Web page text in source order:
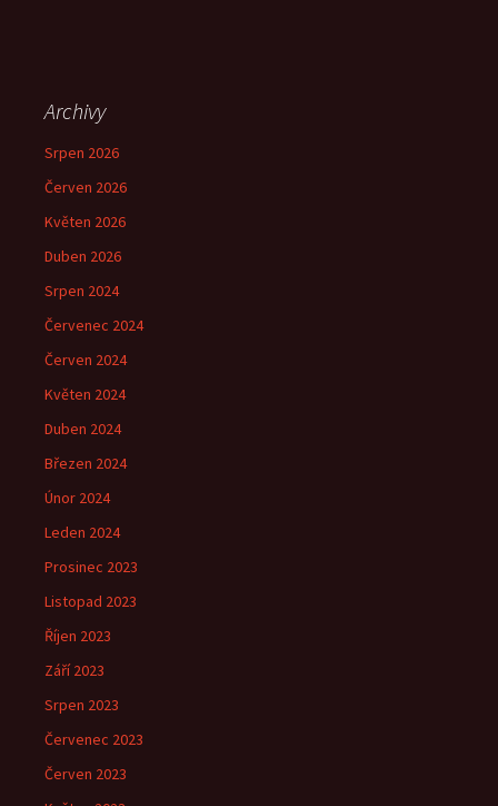
Archivy
Srpen 2026
Červen 2026
Květen 2026
Duben 2026
Srpen 2024
Červenec 2024
Červen 2024
Květen 2024
Duben 2024
Březen 2024
Únor 2024
Leden 2024
Prosinec 2023
Listopad 2023
Říjen 2023
Září 2023
Srpen 2023
Červenec 2023
Červen 2023